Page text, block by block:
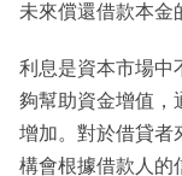
未來償還借款本金
利息是資本市場中
夠幫助資金增值，
增加。對於借貸者
構會根據借款人的